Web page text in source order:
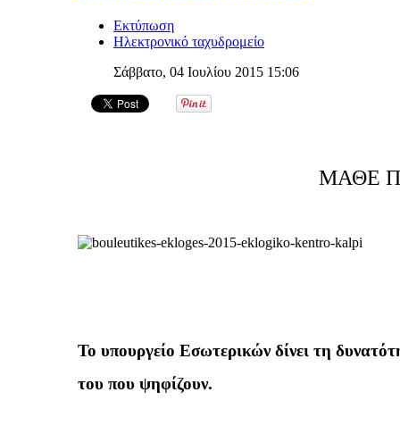
Εκτύπωση
Ηλεκτρονικό ταχυδρομείο
Σάββατο, 04 Ιουλίου 2015 15:06
ΜΑΘΕ
Το υπουργείο Εσωτερικών δίνει τη
του που ψηφίζουν.